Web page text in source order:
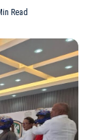
Read